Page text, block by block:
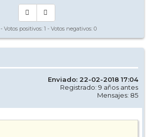
- Votos positivos: 1 - Votos negativos: 0
Enviado: 22-02-2018 17:04
Registrado: 9 años antes
Mensajes: 85